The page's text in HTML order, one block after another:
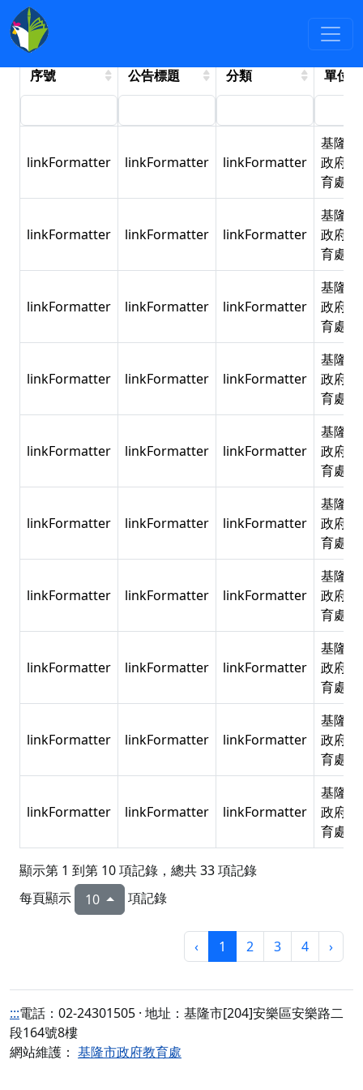
::: 依分類檢索
最新消息
安宣導
序號 公告標題 分類 單位
linkFormatter linkFormatter linkFormatter
基隆市
政府教
育處
linkFormatter linkFormatter linkFormatter
基隆市
政府教
育處
linkFormatter linkFormatter linkFormatter
基隆市
政府教
育處
linkFormatter linkFormatter linkFormatter
基隆市
政府教
育處
linkFormatter linkFormatter linkFormatter
基隆市
政府教
育處
linkFormatter linkFormatter linkFormatter
基隆市
政府教
育處
linkFormatter linkFormatter linkFormatter
基隆市
政府教
育處
linkFormatter linkFormatter linkFormatter
基隆市
政府教
育處
linkFormatter linkFormatter linkFormatter
基隆市
政府教
育處
linkFormatter linkFormatter linkFormatter
基隆市
政府教
育處
顯示第 1 到第 10 項記錄，總共 33 項記錄
每頁顯示
10 項記錄
‹ 1 2 3 4 ›
:::電話：02-24301505 · 地址：基隆市[204]安樂區安樂路二
段164號8樓
網站維護： 基隆市政府教育處